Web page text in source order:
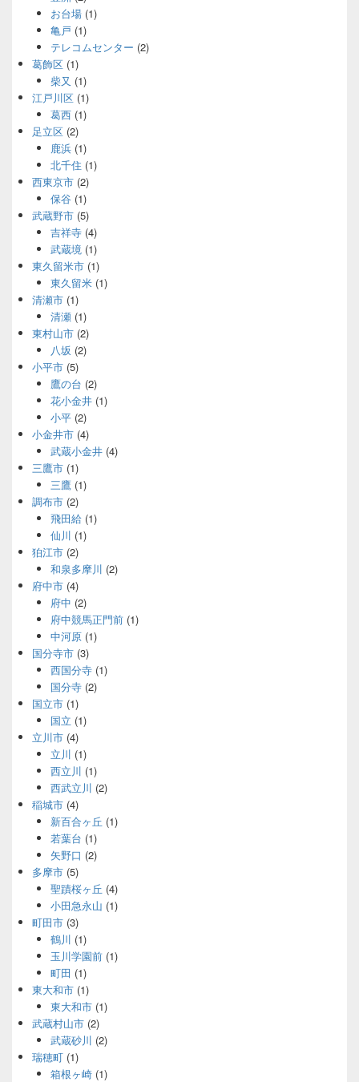
お台場(1)
亀戸 (1)
テレコムセンター (2)
葛飾区 (1)
柴又 (1)
江戸川区 (1)
葛西(1)
足立区 (2)
鹿浜(1)
北千住 (1)
西東京市 (2)
保谷(1)
武蔵野市 (5)
吉祥寺(4)
武蔵境(1)
東久留米市 (1)
東久留米(1)
清瀬市 (1)
清瀬(1)
東村山市 (2)
八坂 (2)
小平市 (5)
鷹の台 (2)
花小金井(1)
小平(2)
小金井市 (4)
武蔵小金井(4)
三鷹市 (1)
三鷹(1)
調布市 (2)
飛田給(1)
仙川 (1)
狛江市 (2)
和泉多摩川 (2)
府中市 (4)
府中 (2)
府中競馬正門前(1)
中河原(1)
国分寺市 (3)
西国分寺(1)
国分寺(2)
国立市 (1)
国立 (1)
立川市 (4)
立川 (1)
西立川 (1)
西武立川 (2)
稲城市 (4)
新百合ヶ丘 (1)
若葉台 (1)
矢野口 (2)
多摩市 (5)
聖蹟桜ヶ丘 (4)
小田急永山 (1)
町田市 (3)
鶴川 (1)
玉川学園前(1)
町田 (1)
東大和市 (1)
東大和市(1)
武蔵村山市 (2)
武蔵砂川 (2)
瑞穂町 (1)
箱根ヶ崎(1)